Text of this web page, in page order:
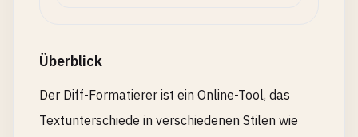
Überblick
Der Diff-Formatierer ist ein Online-Tool, das
Textunterschiede in verschiedenen Stilen wie